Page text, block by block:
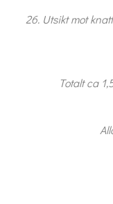
26. Utsikt mot
Totalt ca